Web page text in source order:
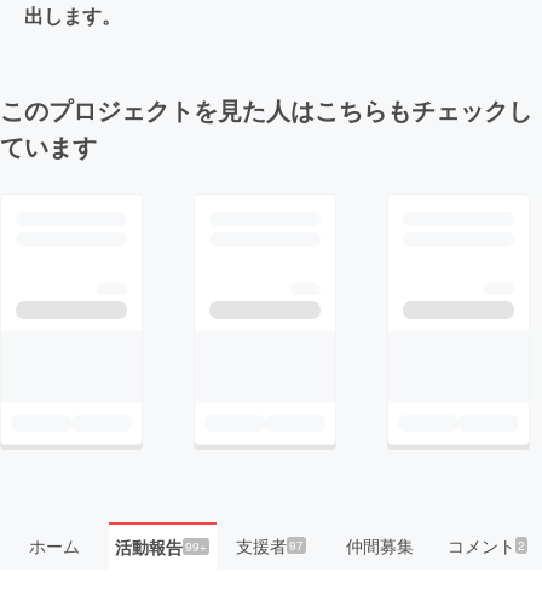
出します。
このプロジェクトを見た人はこちらもチェックし
ています
ホーム 活動報告99+ 支援者97 仲間募集 コメント2